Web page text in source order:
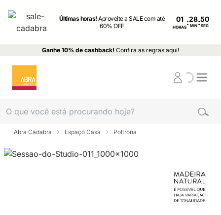
Últimas horas!Aproveite a SALE com até
60% OFF
01
HORAS: MIN : SEG
Ganhe 10% de cashback! Confira as regras aqui!
Abra Cadabra Espaço Casa Poltrona